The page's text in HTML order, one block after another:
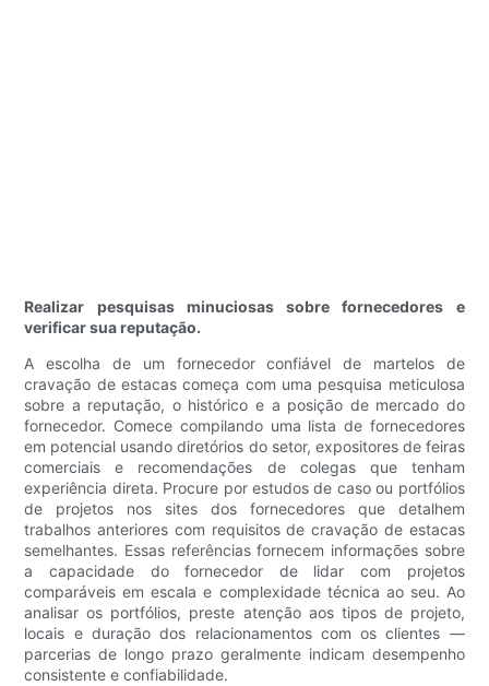
Realizar pesquisas minuciosas sobre fornecedores e
verificar sua reputação.
A escolha de um fornecedor confiável de martelos de
cravação de estacas começa com uma pesquisa meticulosa
sobre a reputação, o histórico e a posição de mercado do
fornecedor. Comece compilando uma lista de fornecedores
em potencial usando diretórios do setor, expositores de feiras
comerciais e recomendações de colegas que tenham
experiência direta. Procure por estudos de caso ou portfólios
de projetos nos sites dos fornecedores que detalhem
trabalhos anteriores com requisitos de cravação de estacas
semelhantes. Essas referências fornecem informações sobre
a capacidade do fornecedor de lidar com projetos
comparáveis ​​em escala e complexidade técnica ao seu. Ao
analisar os portfólios, preste atenção aos tipos de projeto,
locais e duração dos relacionamentos com os clientes —
parcerias de longo prazo geralmente indicam desempenho
consistente e confiabilidade.